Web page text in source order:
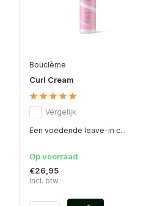
Bouclème
Curl Cream
Vergelijk
Een voedende leave-in c...
Op voorraad
€26,95
Incl. btw